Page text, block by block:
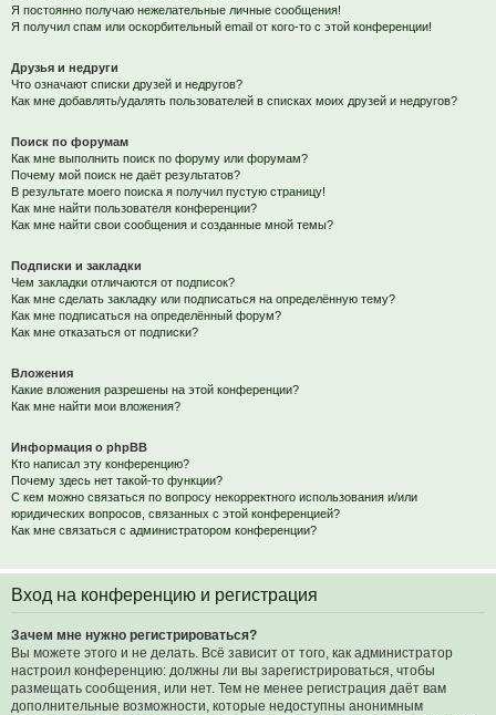
Я постоянно получаю нежелательные личные сообщения!
Я получил спам или оскорбительный email от кого-то с этой конференции!
Друзья и недруги
Что означают списки друзей и недругов?
Как мне добавлять/удалять пользователей в списках моих друзей и недругов?
Поиск по форумам
Как мне выполнить поиск по форуму или форумам?
Почему мой поиск не даёт результатов?
В результате моего поиска я получил пустую страницу!
Как мне найти пользователя конференции?
Как мне найти свои сообщения и созданные мной темы?
Подписки и закладки
Чем закладки отличаются от подписок?
Как мне сделать закладку или подписаться на определённую тему?
Как мне подписаться на определённый форум?
Как мне отказаться от подписки?
Вложения
Какие вложения разрешены на этой конференции?
Как мне найти мои вложения?
Информация о phpBB
Кто написал эту конференцию?
Почему здесь нет такой-то функции?
С кем можно связаться по вопросу некорректного использования и/или
юридических вопросов, связанных с этой конференцией?
Как мне связаться с администратором конференции?
Вход на конференцию и регистрация
Зачем мне нужно регистрироваться?
Вы можете этого и не делать. Всё зависит от того, как администратор
настроил конференцию: должны ли вы зарегистрироваться, чтобы
размещать сообщения, или нет. Тем не менее регистрация даёт вам
дополнительные возможности, которые недоступны анонимным